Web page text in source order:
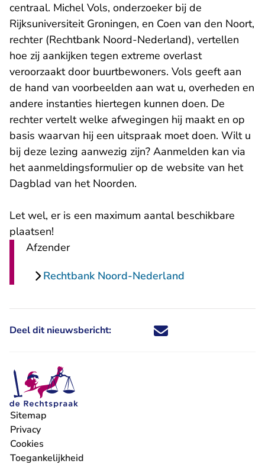
centraal. Michel Vols, onderzoeker bij de
Rijksuniversiteit Groningen, en Coen van den Noort,
rechter (Rechtbank Noord-Nederland), vertellen
hoe zij aankijken tegen extreme overlast
veroorzaakt door buurtbewoners. Vols geeft aan
de hand van voorbeelden aan wat u, overheden en
andere instanties hiertegen kunnen doen. De
rechter vertelt welke afwegingen hij maakt en op
basis waarvan hij een uitspraak moet doen. Wilt u
bij deze lezing aanwezig zijn? Aanmelden kan via
het aanmeldingsformulier op de website van het
Dagblad van het Noorden.
Let wel, er is een maximum aantal beschikbare
plaatsen!
Afzender
Rechtbank Noord-Nederland
Deel dit nieuwsbericht: Deel dit nieuwsbericht via X -
Deel dit nieuwsbericht via
Deel dit nieuwsbericht
Deel dit
Sitemap
Privacy
Cookies
Toegankelijkheid